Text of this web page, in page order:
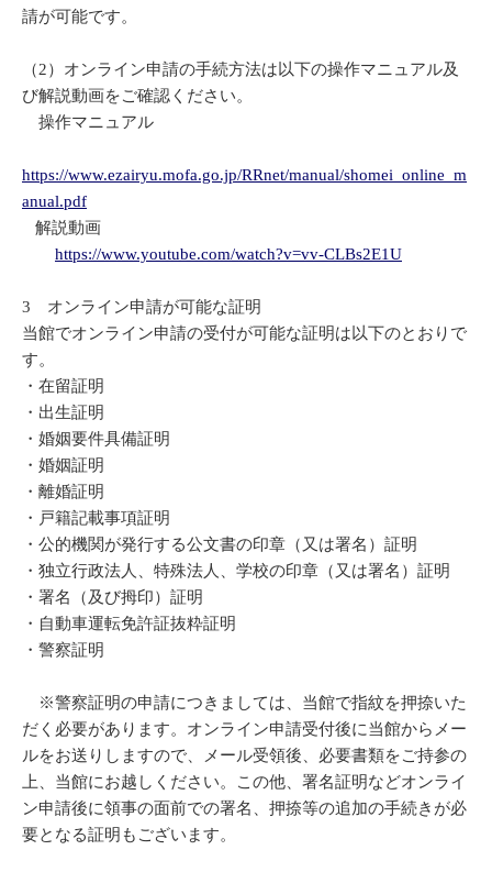
請が可能です。
（2）オンライン申請の手続方法は以下の操作マニュアル及
び解説動画をご確認ください。
操作マニュアル
https://www.ezairyu.mofa.go.jp/RRnet/manual/shomei_online_m
anual.pdf
解説動画
https://www.youtube.com/watch?v=vv-CLBs2E1U
3 オンライン申請が可能な証明
当館でオンライン申請の受付が可能な証明は以下のとおりで
す。
・在留証明
・出生証明
・婚姻要件具備証明
・婚姻証明
・離婚証明
・戸籍記載事項証明
・公的機関が発行する公文書の印章（又は署名）証明
・独立行政法人、特殊法人、学校の印章（又は署名）証明
・署名（及び拇印）証明
・自動車運転免許証抜粋証明
・警察証明
※警察証明の申請につきましては、当館で指紋を押捺いた
だく必要があります。オンライン申請受付後に当館からメー
ルをお送りしますので、メール受領後、必要書類をご持参の
上、当館にお越しください。この他、署名証明などオンライ
ン申請後に領事の面前での署名、押捺等の追加の手続きが必
要となる証明もございます。